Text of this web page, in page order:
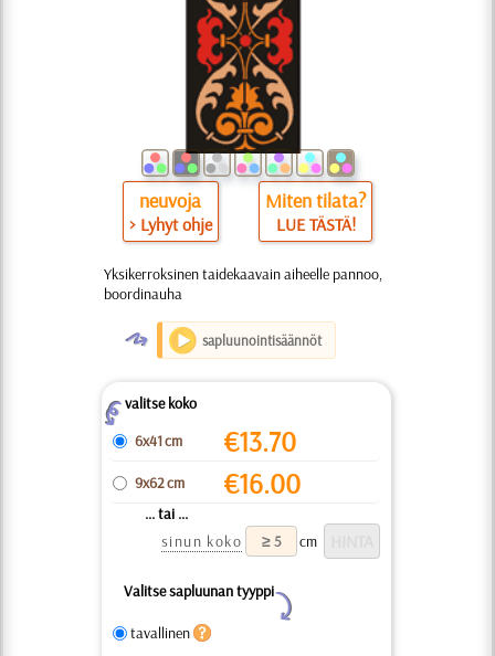
neuvoja
> Lyhyt ohje
Miten tilata?
LUE TÄSTÄ!
Yksikerroksinen taidekaavain aiheelle pannoo,
boordinauha
O sapluunointisäännöt
Zvalitse koko
6x41 cm
€13.70
9x62 cm €16.00
... tai ...
sinun koko
cm
Valitse sapluunan tyyppi
Y
tavallinen